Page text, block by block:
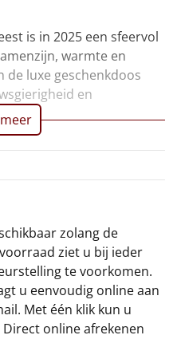
is in 2025 een sfeervol
warmte en
de luxe geschenkdoos
en
zolang de
ziet u bij ieder
te voorkomen.
u eenvoudig online aan
Met één klik kun u
online afrekenen